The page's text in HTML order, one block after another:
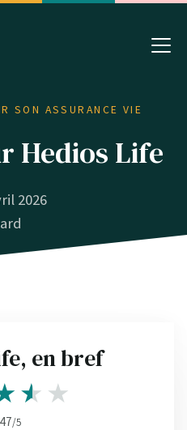
SON ASSURANCE VIE
Hedios Life
2026
en bref
/5